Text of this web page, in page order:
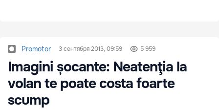
Promotor 3 сентября 2013, 09:59 5 959
Imagini șocante: Neatenţia la
volan te poate costa foarte
scump